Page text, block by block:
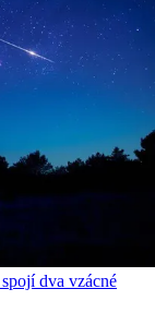
dva vzácné